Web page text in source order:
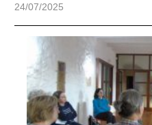
24/07/2025